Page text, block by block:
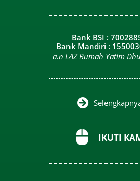
Bank BSI :
Bank Mandiri :
a.n LAZ Rumah Yatim
IKUTI